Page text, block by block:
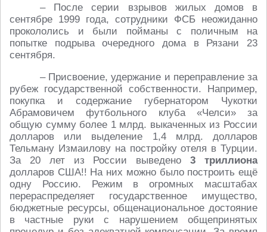
– После серии взрывов жилых домов в
сентябре 1999 года, сотрудники ФСБ неожиданно
прокололись и были пойманы с поличным на
попытке подрыва очередного дома в Рязани 23
сентября.
– Присвоение, удержание и переправление за
рубеж государственной собственности. Например,
покупка и содержание губернатором Чукотки
Абрамовичем футбольного клуба «Челси» за
общую сумму более 1 млрд. выкаченных из России
долларов или выделение 1,4 млрд. долларов
Тельману Измаилову на постройку отеля в Турции.
За 20 лет из России выведено3 триллиона
долларов США!! На них можно было построить ещё
одну Россию. Режим в огромных масштабах
перераспределяет государственное имущество,
бюджетные ресурсы, общенациональное достояние
в частные руки с нарушением общепринятых